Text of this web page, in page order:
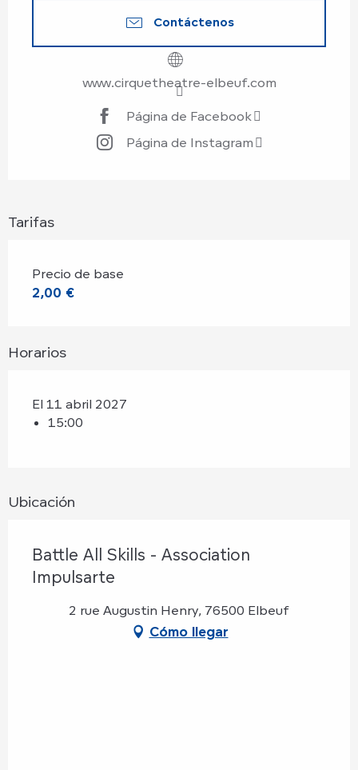
Contáctenos
www.cirquetheatre-elbeuf.com
Página de Facebook
Página de Instagram
Tarifas
Precio de base
2,00 €
Horarios
El 11 abril 2027
15:00
Ubicación
Battle All Skills - Association
Impulsarte
2 rue Augustin Henry, 76500 Elbeuf
Cómo llegar